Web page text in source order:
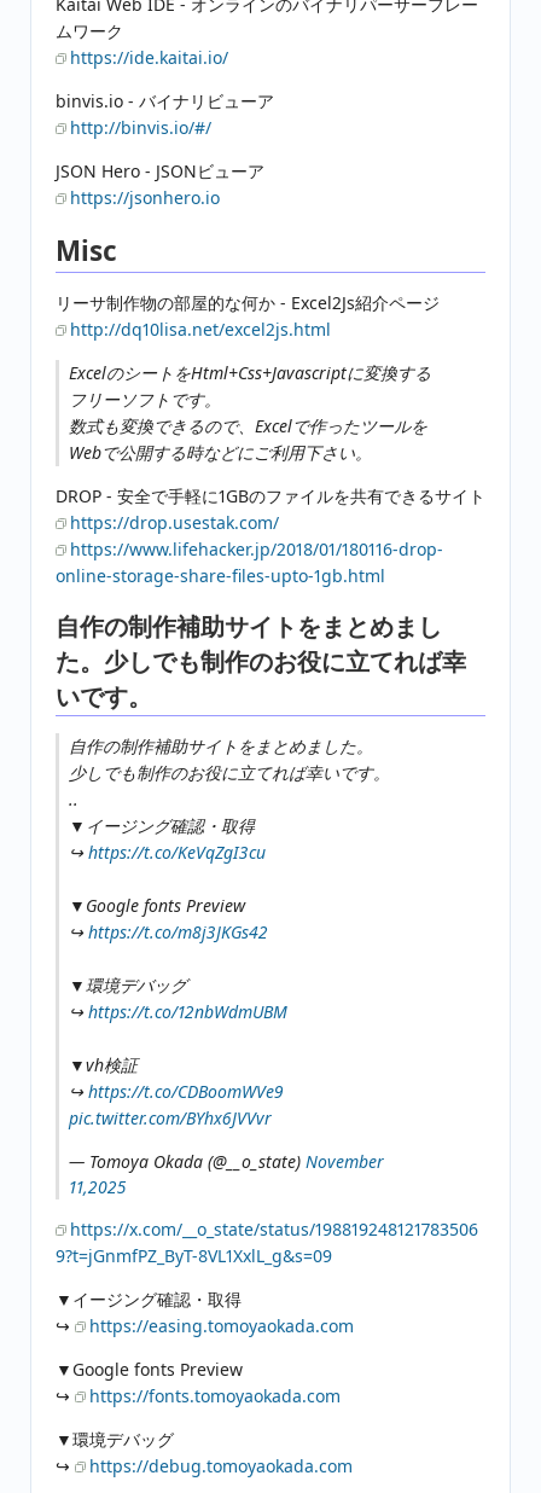
ムワーク
https://ide.kaitai.io/
binvis.io - バイナリビューア
http://binvis.io/#/
JSON Hero - JSONビューア
https://jsonhero.io
Misc
リーサ制作物の部屋的な何か - Excel2Js紹介ページ
http://dq10lisa.net/excel2js.html
ExcelのシートをHtml+Css+Javascriptに変換する
フリーソフトです。
数式も変換できるので、Excelで作ったツールを
Webで公開する時などにご利用下さい。
DROP - 安全で手軽に1GBのファイルを共有できるサイト
https://drop.usestak.com/
https://www.lifehacker.jp/2018/01/180116-drop-
online-storage-share-files-upto-1gb.html
自作の制作補助サイトをまとめまし
た。少しでも制作のお役に立てれば幸
いです。
自作の制作補助サイトをまとめました。
少しでも制作のお役に立てれば幸いです。
..
▼イージング確認・取得
↪︎https://t.co/KeVqZgI3cu
▼Google fonts Preview
↪︎https://t.co/m8j3JKGs42
▼環境デバッグ
↪︎https://t.co/12nbWdmUBM
▼vh検証
↪︎https://t.co/CDBoomWVe9
pic.twitter.com/BYhx6JVVvr
— Tomoya Okada (@__o_state)November
11,2025
https://x.com/__o_state/status/198819248121783506
9?t=jGnmfPZ_ByT-8VL1XxlL_g&s=09
▼イージング確認・取得
↪︎
https://easing.tomoyaokada.com
▼Google fonts Preview
↪︎
https://fonts.tomoyaokada.com
▼環境デバッグ
↪︎
https://debug.tomoyaokada.com